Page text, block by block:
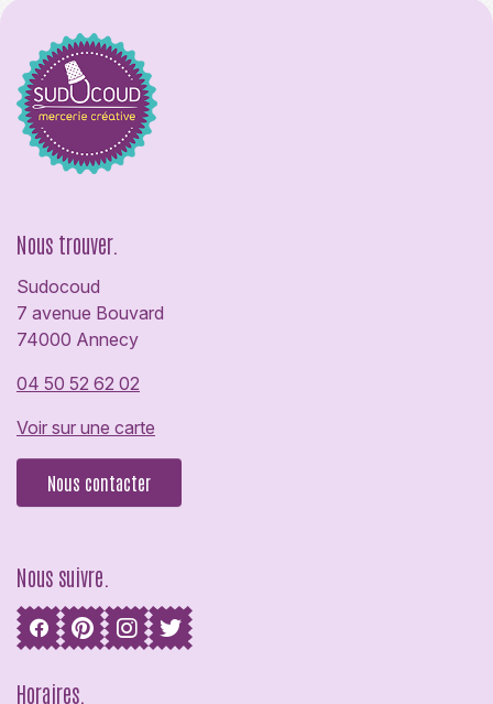
Nous trouver.
Sudocoud
7 avenue Bouvard
74000 Annecy
04 50 52 62 02
Voir sur une carte
Nous contacter
Nous suivre.
Horaires.